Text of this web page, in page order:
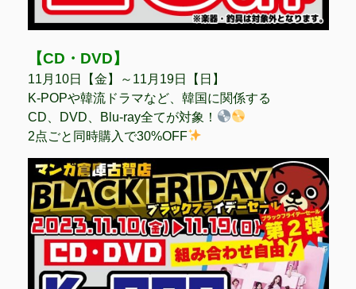
【CD・DVD】
11月10日【金】～11月19日【日】
K-POPや韓流ドラマなど、韓国に関係する
CD、DVD、Blu-ray全てが対象！
2点ごと同時購入で30%OFF